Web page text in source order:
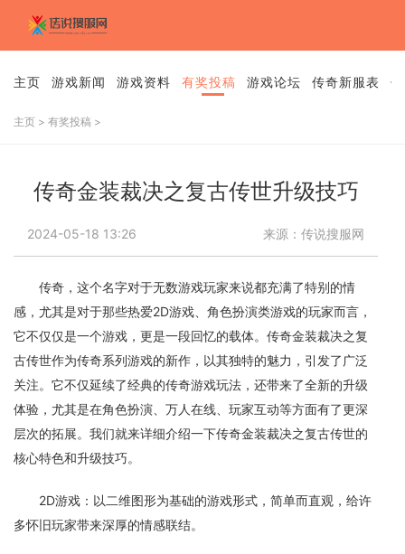
主页 游戏新闻 游戏资料 有奖投稿 游戏论坛 传奇新服表
主页 > 有奖投稿 >
传奇金装裁决之复古传世升级技巧
2024-05-18 13:26 来源：传说搜服网
传奇，这个名字对于无数游戏玩家来说都充满了特别的情
感，尤其是对于那些热爱2D游戏、角色扮演类游戏的玩家而言，
它不仅仅是一个游戏，更是一段回忆的载体。传奇金装裁决之复
古传世作为传奇系列游戏的新作，以其独特的魅力，引发了广泛
关注。它不仅延续了经典的传奇游戏玩法，还带来了全新的升级
体验，尤其是在角色扮演、万人在线、玩家互动等方面有了更深
层次的拓展。我们就来详细介绍一下传奇金装裁决之复古传世的
核心特色和升级技巧。
2D游戏：以二维图形为基础的游戏形式，简单而直观，给许
多怀旧玩家带来深厚的情感联结。